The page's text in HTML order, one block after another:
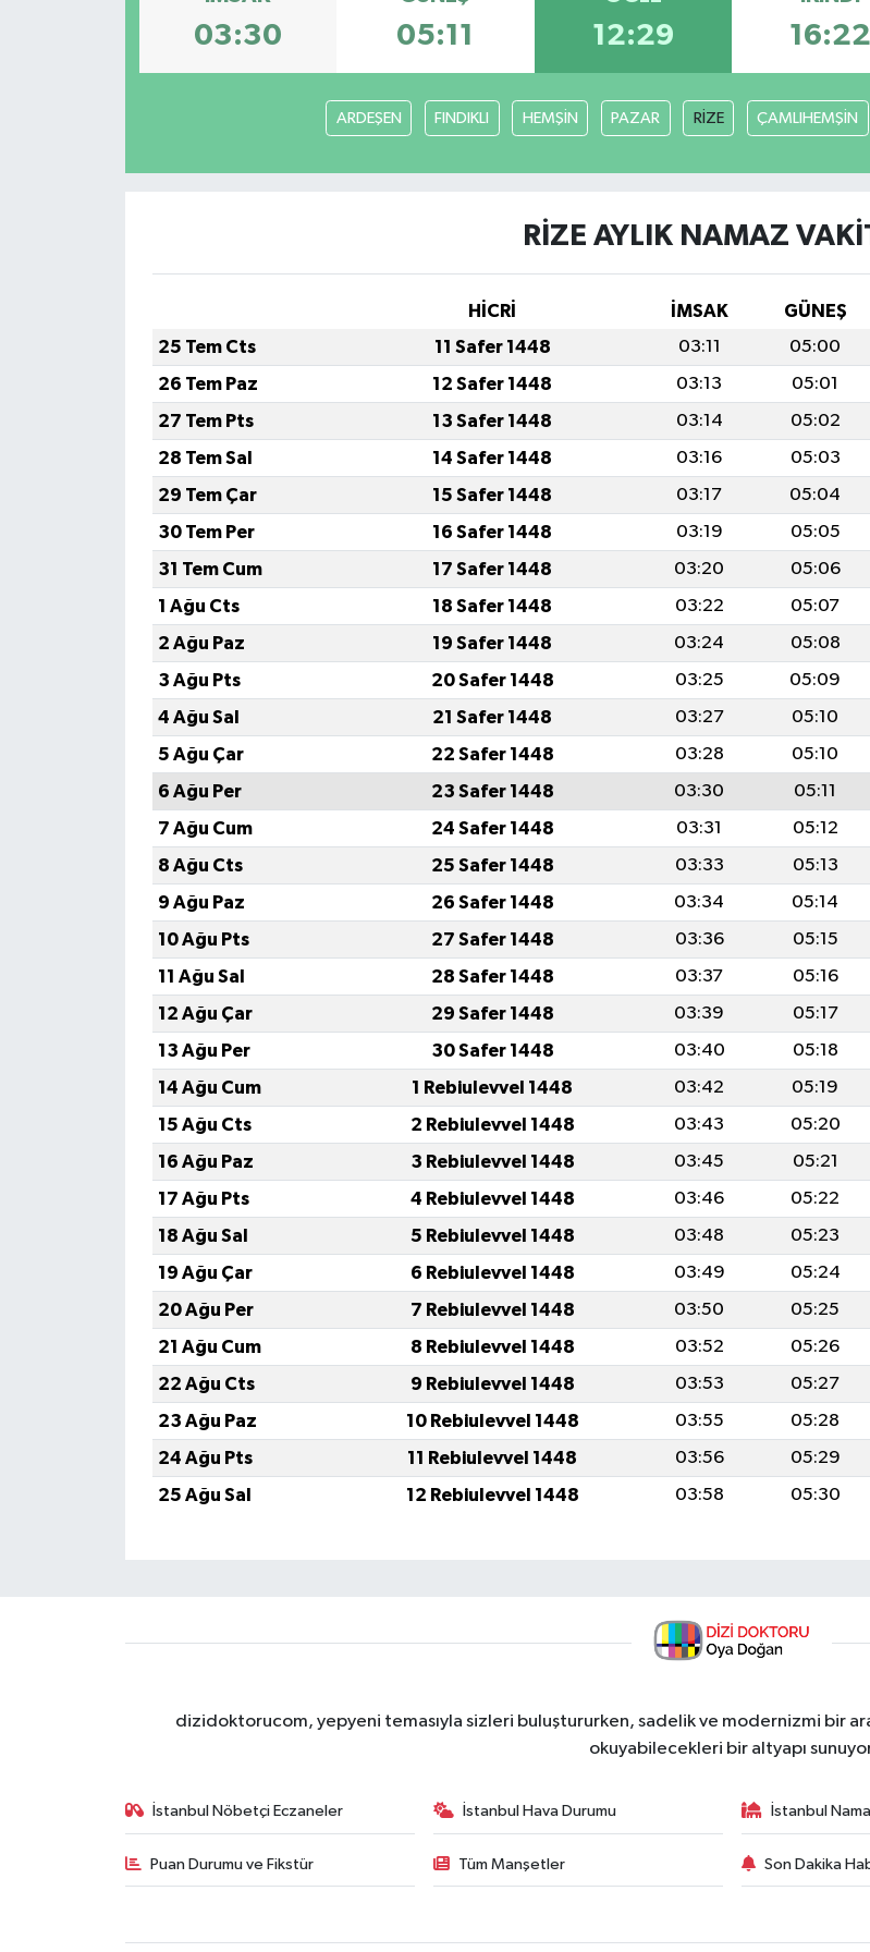
03:30 05:11 12:29 16:22
ARDEŞEN FINDIKLI HEMŞİN PAZAR RİZE ÇAMLIHEMŞİN
RİZE AYLIK NAMAZ
HİCRİ İMSAK GÜNEŞ
25 Tem Cts
11 Safer 1448 03:11 05:00
26 Tem Paz
12 Safer 1448 03:13 05:01
27 Tem Pts
13 Safer 1448 03:14 05:02
28 Tem Sal
14 Safer 1448 03:16 05:03
29 Tem Çar
15 Safer 1448 03:17 05:04
30 Tem Per
16 Safer 1448 03:19 05:05
31 Tem Cum
17 Safer 1448 03:20 05:06
1 Ağu Cts
18 Safer 1448 03:22 05:07
2 Ağu Paz
19 Safer 1448 03:24 05:08
3 Ağu Pts
20 Safer 1448 03:25 05:09
4 Ağu Sal
21 Safer 1448 03:27 05:10
5 Ağu Çar
22 Safer 1448 03:28 05:10
6 Ağu Per
23 Safer 1448 03:30 05:11
7 Ağu Cum
24 Safer 1448 03:31 05:12
8 Ağu Cts
25 Safer 1448 03:33 05:13
9 Ağu Paz
26 Safer 1448 03:34 05:14
10 Ağu Pts
27 Safer 1448 03:36 05:15
11 Ağu Sal
28 Safer 1448 03:37 05:16
12 Ağu Çar
29 Safer 1448 03:39 05:17
13 Ağu Per
30 Safer 1448 03:40 05:18
14 Ağu Cum
1 Rebiulevvel 1448 03:42 05:19
15 Ağu Cts
2 Rebiulevvel 1448 03:43 05:20
16 Ağu Paz
3 Rebiulevvel 1448 03:45 05:21
17 Ağu Pts
4 Rebiulevvel 1448 03:46 05:22
18 Ağu Sal
5 Rebiulevvel 1448 03:48 05:23
19 Ağu Çar
6 Rebiulevvel 1448 03:49 05:24
20 Ağu Per
7 Rebiulevvel 1448 03:50 05:25
21 Ağu Cum
8 Rebiulevvel 1448 03:52 05:26
22 Ağu Cts
9 Rebiulevvel 1448 03:53 05:27
23 Ağu Paz
10 Rebiulevvel 1448 03:55 05:28
24 Ağu Pts
11 Rebiulevvel 1448 03:56 05:29
25 Ağu Sal
12 Rebiulevvel 1448 03:58 05:30
dizidoktorucom, yepyeni temasıyla sizleri buluştururken, sadelik ve modernizmi bir
okuyabilecekleri bir altyapı
İstanbul Nöbetçi Eczaneler İstanbul Hava Durumu İstanbul
Puan Durumu ve Fikstür Tüm Manşetler Son Dakika